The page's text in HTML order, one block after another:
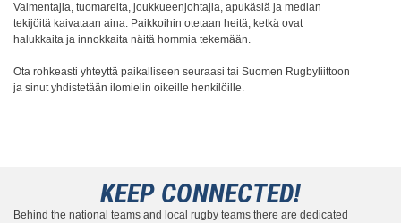
Valmentajia, tuomareita, joukkueenjohtajia, apukäsiä ja median
tekijöitä kaivataan aina. Paikkoihin otetaan heitä, ketkä ovat
halukkaita ja innokkaita näitä hommia tekemään.
Ota rohkeasti yhteyttä paikalliseen seuraasi tai Suomen Rugbyliittoon
ja sinut yhdistetään ilomielin oikeille henkilöille.
KEEP CONNECTED!
Behind the national teams and local rugby teams there are dedicated